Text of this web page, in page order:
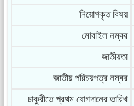
নিয়োগকৃত বিষয়
মোবাইল নম্বর
জাতীয়তা
জাতীয় পরিচয়পত্র নম্বর
চাকুরীতে প্রথম যোগদানের তারিখ